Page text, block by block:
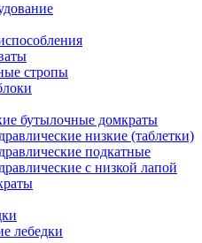
стропы
бутылочные домкраты
низкие (таблетки)
подкатные
с низкой лапой
лебедки